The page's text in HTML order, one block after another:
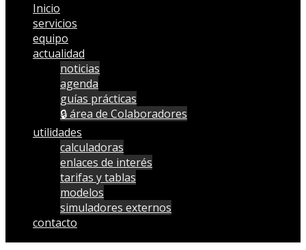
Inicio
servicios
equipo
actualidad
noticias
agenda
guías prácticas
🔒 área de Colaboradores
utilidades
calculadoras
enlaces de interés
tarifas y tablas
modelos
simuladores externos
contacto